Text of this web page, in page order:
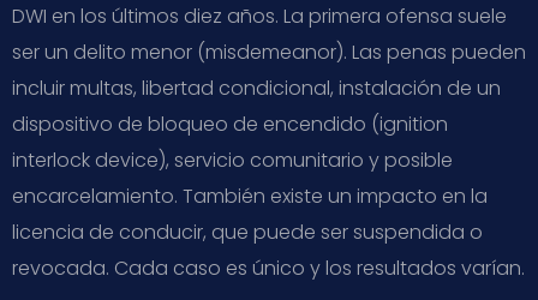
DWI en los últimos diez años. La primera ofensa suele
ser un delito menor (misdemeanor). Las penas pueden
incluir multas, libertad condicional, instalación de un
dispositivo de bloqueo de encendido (ignition
interlock device), servicio comunitario y posible
encarcelamiento. También existe un impacto en la
licencia de conducir, que puede ser suspendida o
revocada. Cada caso es único y los resultados varían.